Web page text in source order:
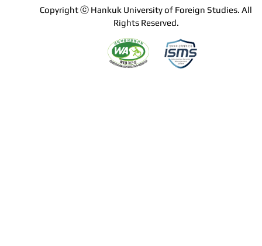
Copyright ⓒ Hankuk University of Foreign Studies. All
Rights Reserved.